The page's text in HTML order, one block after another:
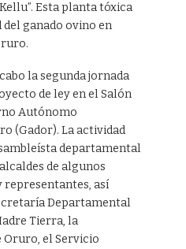
Esta planta tóxica
ganado ovino en
la segunda jornada
de ley en el Salón
Autónomo
(Gador). La actividad
departamental
de algunos
representantes, así
Departamental
Tierra, la
Oruro, el Servicio